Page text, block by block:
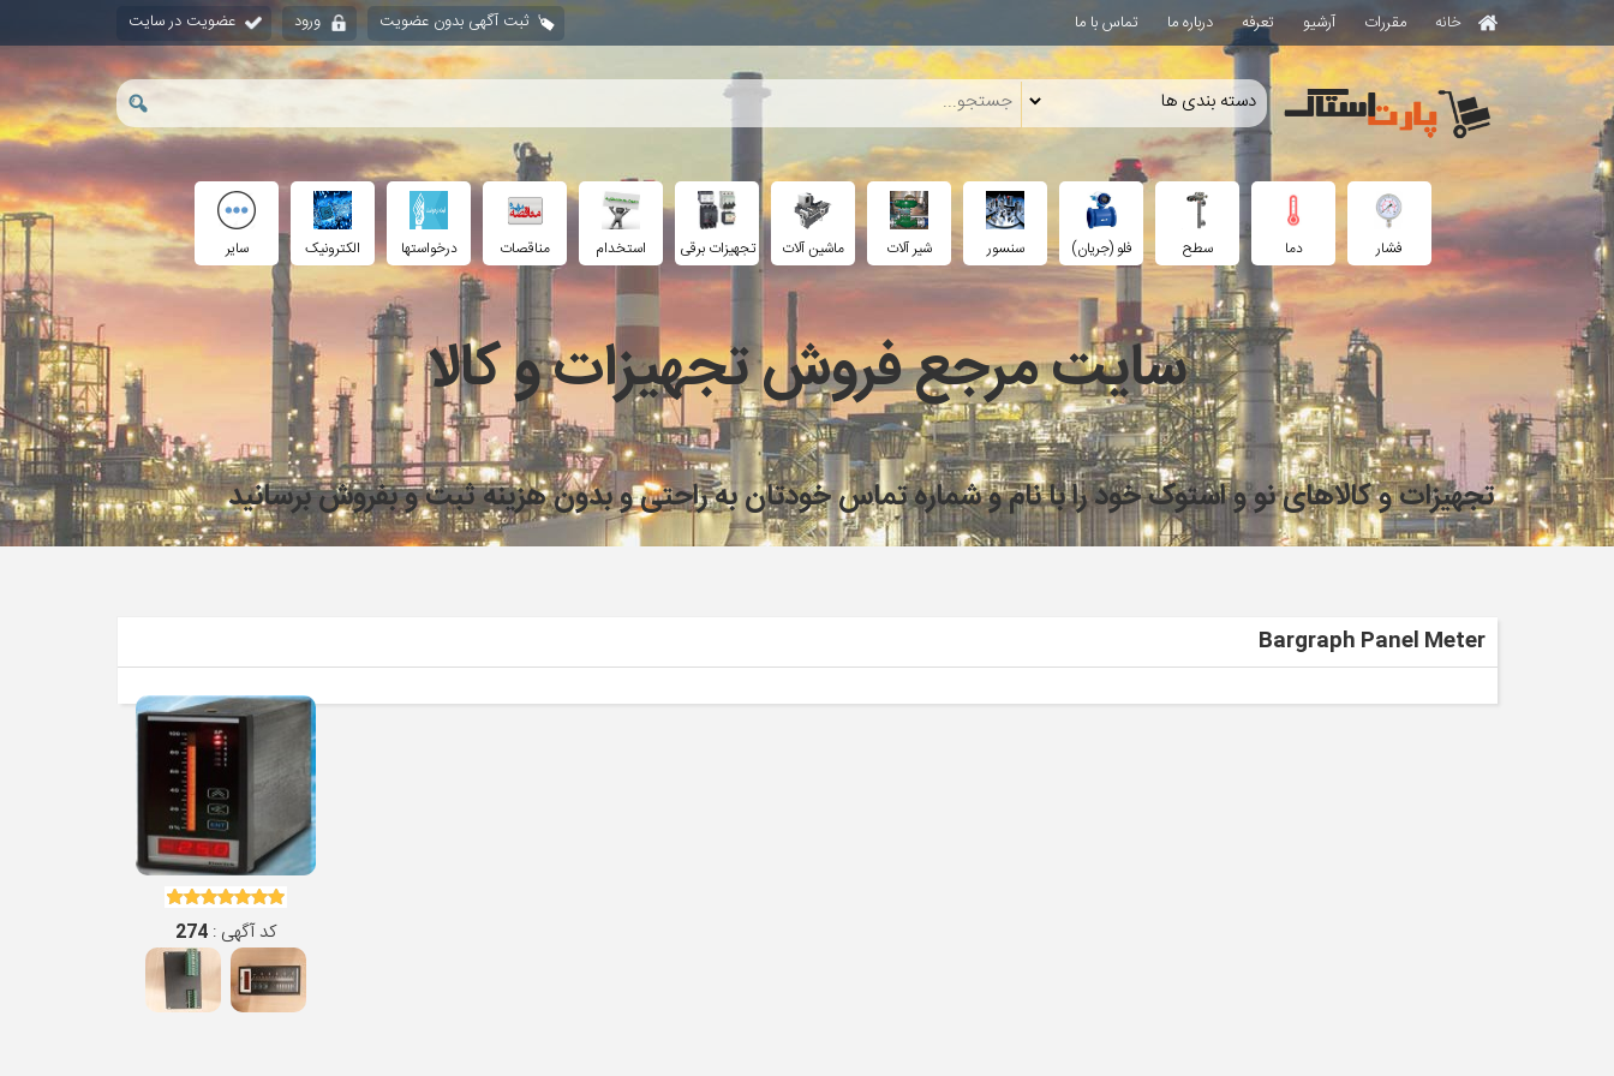
خانه مقررات آرشیو تعرفه درباره ما تماس با ما ثبت آگهی بدون عضویت ورود عضویت در سایت
فشار دما سطح فلو (جریان) سنسور شیر آلات ماشین آلات تجهیزات برقی استخدام مناقصات درخواستها الکترونیک سایر
سایت مرجع فروش تجهیزات و کالا
تجهیزات و کالاهای نو و استوک خود را با نام و شماره تماس خودتان به راحتی و بدون هزینه ثبت و بفروش برسانید
Bargraph Panel Meter
کد آگهی : 274